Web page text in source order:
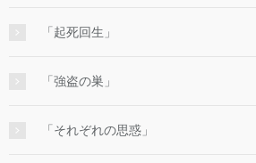
「起死回生」
「強盗の巣」
「それぞれの思惑」